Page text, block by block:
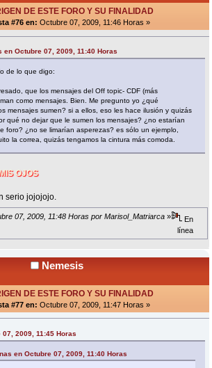
DE ESTE FORO Y SU FINALIDAD
#76 en: Octubre 07, 2009, 11:46 Horas »
Octubre 07, 2009, 11:40 Horas
de lo que digo:
que los mensajes del Off topic- CDF (más
como mensajes. Bien. Me pregunto yo ¿qué
mensajes sumen? si a ellos, eso les hace ilusión y quizás
qué no dejar que le sumen los mensajes? ¿no estarían
foro? ¿no se limarían asperezas? es sólo un ejemplo,
la correa, quizás tengamos la cintura más comoda.
OJOS
serio jojojojo.
07, 2009, 11:48 Horas por Marisol_Matriarca »
En
línea
Nemesis
DE ESTE FORO Y SU FINALIDAD
#77 en: Octubre 07, 2009, 11:47 Horas »
2009, 11:45 Horas
en Octubre 07, 2009, 11:40 Horas